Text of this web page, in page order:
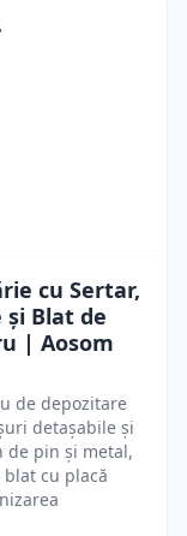
cu Sertar,
și Blat de
| Aosom
de depozitare
detașabile și
de pin și metal,
cu placă